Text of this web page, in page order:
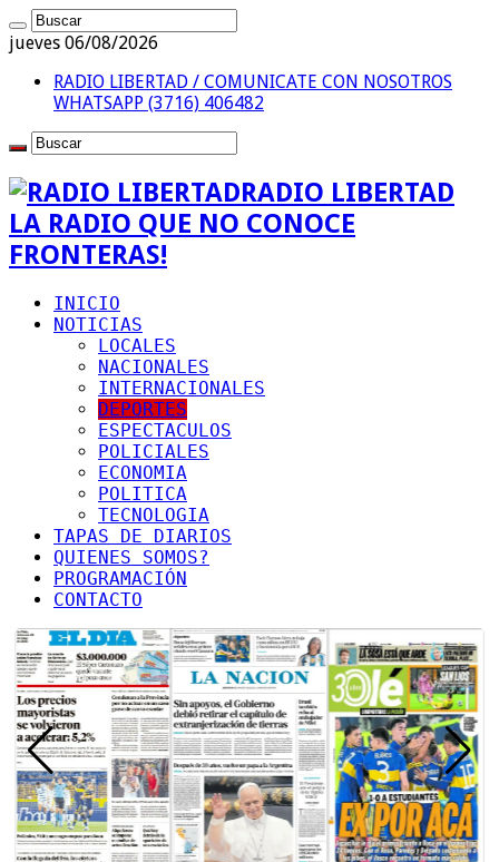
jueves 06/08/2026
RADIO LIBERTAD / COMUNICATE CON NOSOTROS
WHATSAPP (3716) 406482
RADIO LIBERTAD
LA RADIO QUE NO CONOCE
FRONTERAS!
INICIO
NOTICIAS
LOCALES
NACIONALES
INTERNACIONALES
DEPORTES
ESPECTACULOS
POLICIALES
ECONOMIA
POLITICA
TECNOLOGIA
TAPAS DE DIARIOS
QUIENES SOMOS?
PROGRAMACIÓN
CONTACTO